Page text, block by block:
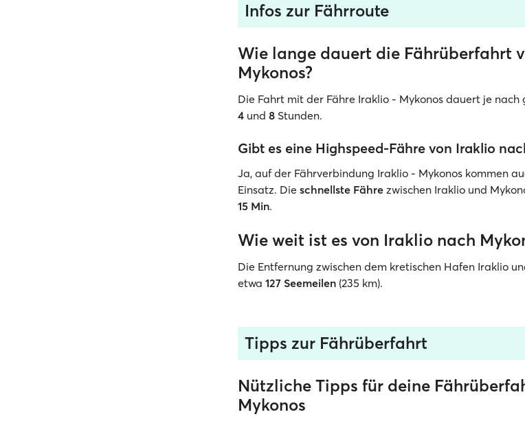
Infos zur Fährroute
Wie lange dauert die Fährüberfahrt
Mykonos?
Die Fahrt mit der Fähre Iraklio - Mykonos dauert je nach
4 und 8 Stunden.
Gibt es eine Highspeed-Fähre von Iraklio
Ja, auf der Fährverbindung Iraklio - Mykonos kommen
Einsatz. Die schnellste Fähre zwischen Iraklio und
15 Min.
Wie weit ist es von Iraklio nach
Die Entfernung zwischen dem kretischen Hafen Iraklio
etwa 127 Seemeilen (235 km).
Tipps zur Fährüberfahrt
​​​​​Nützliche Tipps für deine
Mykonos